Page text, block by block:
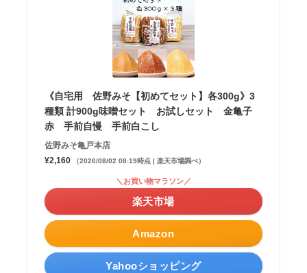
《自宅用 佐野みそ【初めてセット】各300g》3
種類 計900g味噌セット お試しセット 金亀子
赤 手前自慢 手前白こし
佐野みそ亀戸本店
¥2,160
（2026/08/02 08:19時点 | 楽天市場調べ）
Amazon
＼お買い物マラソン／
楽天市場
Yahooショッピング